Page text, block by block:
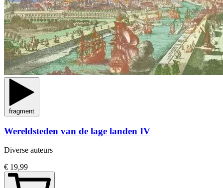
fragment
Wereldsteden van de lage landen IV
Diverse auteurs
€ 19,99